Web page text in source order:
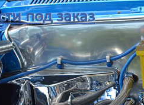
под заказ